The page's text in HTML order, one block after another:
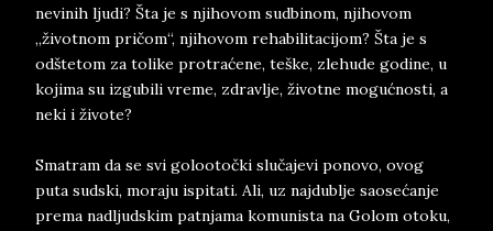
ne­vi­nih lju­di? Šta ­je s nji­ho­vom sud­bi­nom, nji­ho­vom
„životnom pričom“, nji­hovom re­ha­bi­li­ta­cijom? Šta je s
odšte­tom za to­li­ke pro­traćene, te­š­ke, zle­hu­de ­go­di­ne, u
ko­ji­ma ­su iz­gu­bi­li ­vre­me, zdrav­lje, život­ne ­mo­gućno­sti, a
neki i živo­te?
Sma­tram da se svi go­lo­o­to­čki slučaje­vi po­no­vo, ovog
puta sud­ski, mo­ra­ju is­pi­ta­ti. Ali, uz naj­du­blje ­sa­o­sećanje
pre­ma nad­ljud­skim pat­nja­ma ko­mu­ni­sta na Go­lom oto­ku,